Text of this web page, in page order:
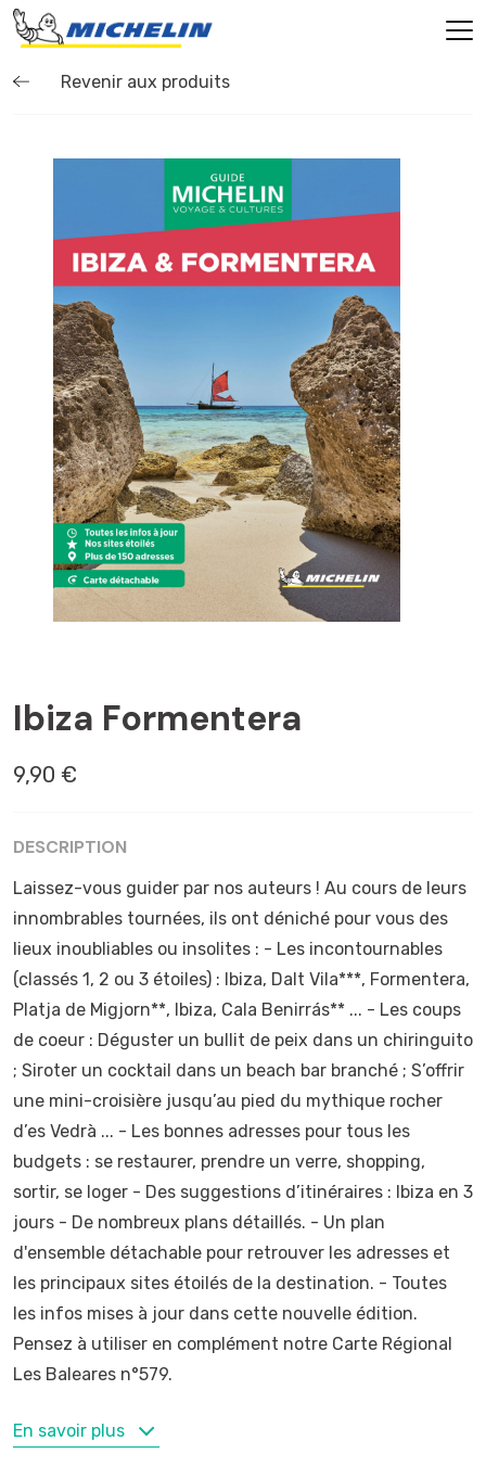
Revenir aux produits
Ibiza Formentera
9,90 €
DESCRIPTION
Laissez-vous guider par nos auteurs ! Au cours de leurs
innombrables tournées, ils ont déniché pour vous des
lieux inoubliables ou insolites : - Les incontournables
(classés 1, 2 ou 3 étoiles) : Ibiza, Dalt Vila***, Formentera,
Platja de Migjorn**, Ibiza, Cala Benirrás** ... - Les coups
de coeur : Déguster un bullit de peix dans un chiringuito
; Siroter un cocktail dans un beach bar branché ; S’offrir
une mini-croisière jusqu’au pied du mythique rocher
d’es Vedrà ... - Les bonnes adresses pour tous les
budgets : se restaurer, prendre un verre, shopping,
sortir, se loger - Des suggestions d’itinéraires : Ibiza en 3
jours - De nombreux plans détaillés. - Un plan
d'ensemble détachable pour retrouver les adresses et
les principaux sites étoilés de la destination. - Toutes
les infos mises à jour dans cette nouvelle édition.
Pensez à utiliser en complément notre Carte Régional
Les Baleares n°579.
MOTS-CLÉS
En savoir plus